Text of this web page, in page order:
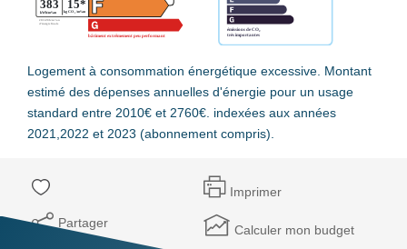
Logement à consommation énergétique excessive. Montant
estimé des dépenses annuelles d'énergie pour un usage
standard entre 2010€ et 2760€. indexées aux années
2021,2022 et 2023 (abonnement compris).
Imprimer
Partager Calculer mon budget